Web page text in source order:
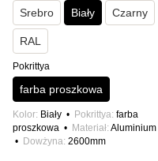
Srebro Biały Czarny
RAL
Pokrittya
farba proszkowa
Kolor Biały Pokrittya farba
proszkowa
Materiał Aluminium
Dowżyna 2600mm